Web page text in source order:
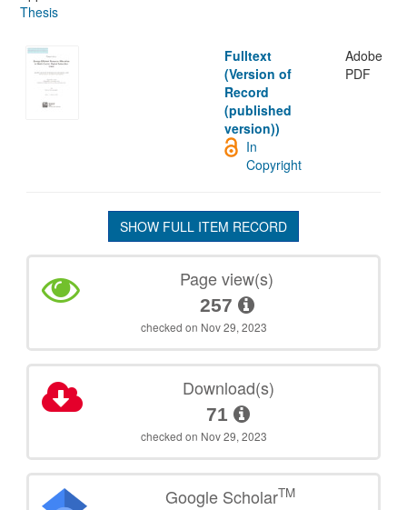
Thesis
Fulltext
(Version of
Record
(published
version))
Adobe
PDF
In
Copyright
SHOW FULL ITEM RECORD
Page view(s)
257
checked on Nov 29, 2023
Download(s)
71
checked on Nov 29, 2023
Google ScholarTM